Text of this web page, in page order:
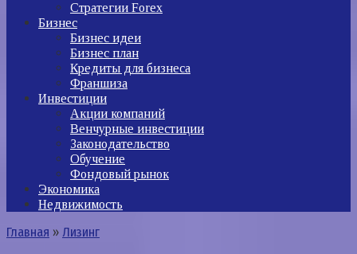
Стратегии Forex
Бизнес
Бизнес идеи
Бизнес план
Кредиты для бизнеса
Франшиза
Инвестиции
Акции компаний
Венчурные инвестиции
Законодательство
Обучение
Фондовый рынок
Экономика
Недвижимость
Главная » Лизинг